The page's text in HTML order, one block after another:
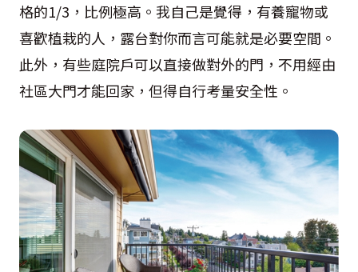
格的1/3，比例極高。我自己是覺得，有養寵物或
喜歡植栽的人，露台對你而言可能就是必要空間。
此外，有些庭院戶可以直接做對外的門，不用經由
社區大門才能回家，但得自行考量安全性。